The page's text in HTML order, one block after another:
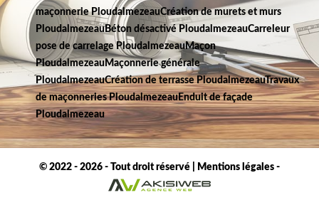
maçonnerie PloudalmezeauCréation de murets et murs
PloudalmezeauBéton désactivé PloudalmezeauCarreleur
pose de carrelage PloudalmezeauMaçon
PloudalmezeauMaçonnerie générale
PloudalmezeauCréation de terrasse PloudalmezeauTravaux
de maçonneries PloudalmezeauEnduit de façade
Ploudalmezeau
© 2022 - 2026 - Tout droit réservé | Mentions légales -